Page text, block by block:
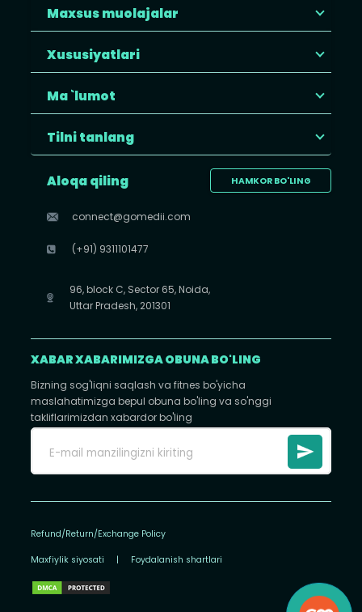
Maxsus muolajalar
Xususiyatlari
Ma `lumot
Tilni tanlang
HAMKOR BO'LING
Aloqa qiling
connect@gomedii.com
(+91) 9311101477
96, block C, Sector 65, Noida,
Uttar Pradesh, 201301
XABAR XABARIMIZGA OBUNA BO'LING
Bizning sog'liqni saqlash va fitnes bo'yicha
maslahatimizga bepul obuna bo'ling va so'nggi
takliflarimizdan xabardor bo'ling
Refund/Return/Exchange Policy
Maxfiylik siyosati | Foydalanish shartlari